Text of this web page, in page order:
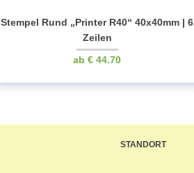
Stempel Rund „Printer R40“ 40x40mm | 6
Zeilen
€ 44.70
STANDORT